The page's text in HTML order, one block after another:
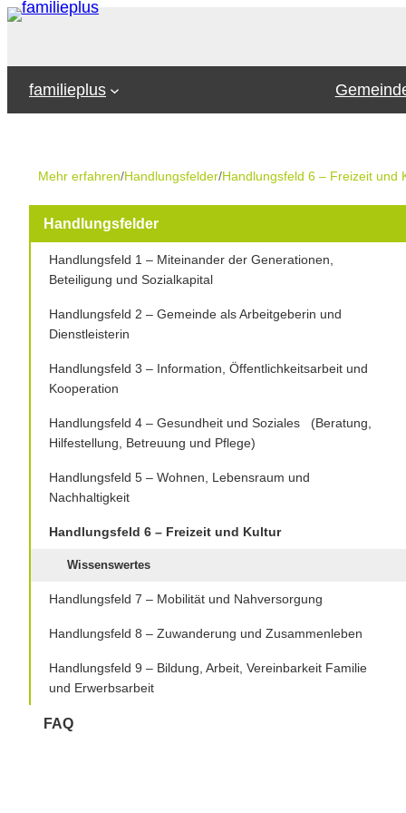
Zum
familieplus
Mehr erfahren/Handlungsfelder/Handlungsfeld 6 – Freizeit und
Handlungsfelder
Handlungsfeld 1 – Miteinander der Generationen,
Beteiligung und Sozialkapital
Handlungsfeld 2 – Gemeinde als Arbeitgeberin und
Dienstleisterin
Handlungsfeld 3 – Information, Öffentlichkeitsarbeit und
Kooperation
Handlungsfeld 4 – Gesundheit und Soziales (Beratung,
Hilfestellung, Betreuung und Pflege)
Handlungsfeld 5 – Wohnen, Lebensraum und
Nachhaltigkeit
Handlungsfeld 6 – Freizeit und Kultur
Wissenswertes
Handlungsfeld 7 – Mobilität und Nahversorgung
Handlungsfeld 8 – Zuwanderung und Zusammenleben
Handlungsfeld 9 – Bildung, Arbeit, Vereinbarkeit Familie
und Erwerbsarbeit
FAQ